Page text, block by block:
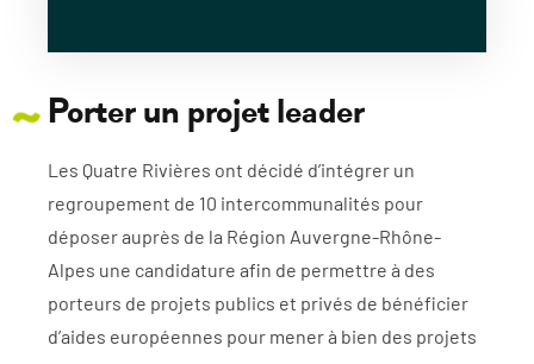
Porter un projet leader
Les Quatre Rivières ont décidé d’intégrer un
regroupement de 10 intercommunalités pour
déposer auprès de la Région Auvergne-Rhône-
Alpes une candidature afin de permettre à des
porteurs de projets publics et privés de bénéficier
d’aides européennes pour mener à bien des projets